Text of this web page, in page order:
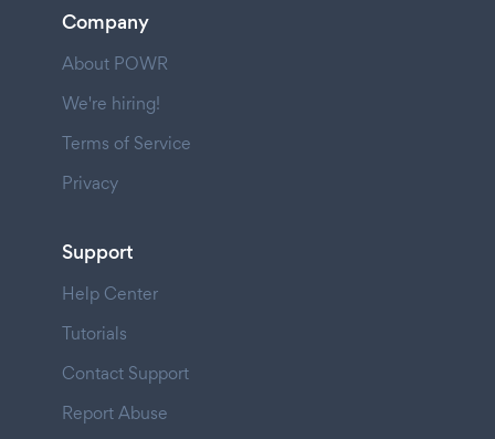
Company
About POWR
We're hiring!
Terms of Service
Privacy
Support
Help Center
Tutorials
Contact Support
Report Abuse